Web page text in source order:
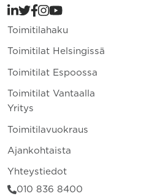
Toimitilahaku
Toimitilat Helsingissä
Toimitilat Espoossa
Toimitilat Vantaalla
Yritys
Toimitilavuokraus
Ajankohtaista
Yhteystiedot
010 836 8400